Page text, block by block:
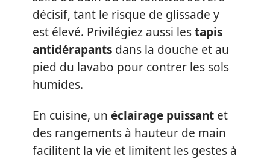
décisif, tant le risque de glissade y
est élevé. Privilégiez aussi lestapis
antidérapants dans la douche et au
pied du lavabo pour contrer les sols
humides.
En cuisine, un éclairage puissant et
des rangements à hauteur de main
facilitent la vie et limitent les gestes à